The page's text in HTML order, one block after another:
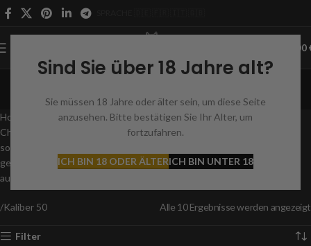
Sind Sie über 18 Jahre alt?
Sie müssen 18 Jahre oder älter sein, um diese Seite
anzusehen. Bitte bestätigen Sie Ihr Alter, um
fortzufahren.
ICH BIN 18 ODER ÄLTERICH BIN UNTER 18
0,00
Kaliber 50
Kategorien
Hol dir erstklassige Munition im Kaliber 50 für deine HDR 50 und AEA
Challenger Bullpup Waffen. Unsere Auswahl an Geschossen wurde
sorgfältig entwickelt, um höchste Leistung und Effektivität zu
gewährleisten. Rüste dich jetzt für beeindruckende Schießmomente
aus!
Kaliber 50 Alle 10 Ergebnisse werden angezeigt
Filter